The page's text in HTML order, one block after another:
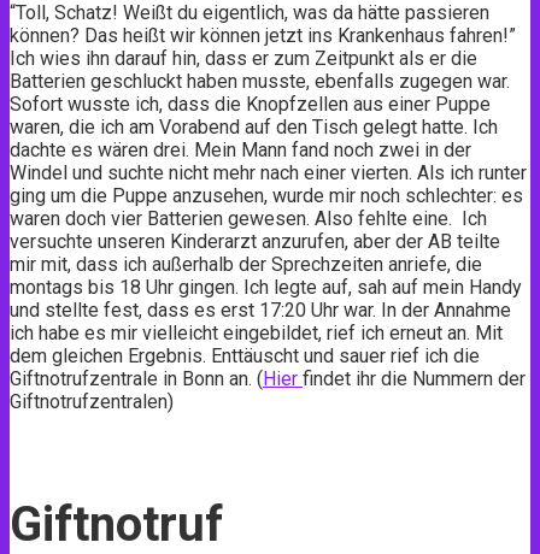
“Toll, Schatz! Weißt du eigentlich, was da hätte passieren
können? Das heißt wir können jetzt ins Krankenhaus fahren!”
Ich wies ihn darauf hin, dass er zum Zeitpunkt als er die
Batterien geschluckt haben musste, ebenfalls zugegen war.
Sofort wusste ich, dass die Knopfzellen aus einer Puppe
waren, die ich am Vorabend auf den Tisch gelegt hatte. Ich
dachte es wären drei. Mein Mann fand noch zwei in der
Windel und suchte nicht mehr nach einer vierten. Als ich runter
ging um die Puppe anzusehen, wurde mir noch schlechter: es
waren doch vier Batterien gewesen. Also fehlte eine. Ich
versuchte unseren Kinderarzt anzurufen, aber der AB teilte
mir mit, dass ich außerhalb der Sprechzeiten anriefe, die
montags bis 18 Uhr gingen. Ich legte auf, sah auf mein Handy
und stellte fest, dass es erst 17:20 Uhr war. In der Annahme
ich habe es mir vielleicht eingebildet, rief ich erneut an. Mit
dem gleichen Ergebnis. Enttäuscht und sauer rief ich die
Giftnotrufzentrale in Bonn an. ( Hier findet ihr die Nummern der
Giftnotrufzentralen)
Giftnotruf